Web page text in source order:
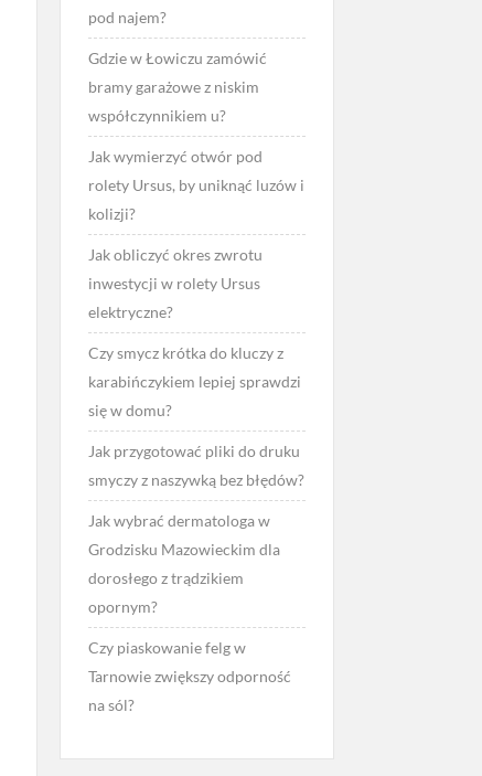
pod najem?
Gdzie w Łowiczu zamówić
bramy garażowe z niskim
współczynnikiem u?
Jak wymierzyć otwór pod
rolety Ursus, by uniknąć luzów i
kolizji?
Jak obliczyć okres zwrotu
inwestycji w rolety Ursus
elektryczne?
Czy smycz krótka do kluczy z
karabińczykiem lepiej sprawdzi
się w domu?
Jak przygotować pliki do druku
smyczy z naszywką bez błędów?
Jak wybrać dermatologa w
Grodzisku Mazowieckim dla
dorosłego z trądzikiem
opornym?
Czy piaskowanie felg w
Tarnowie zwiększy odporność
na sól?